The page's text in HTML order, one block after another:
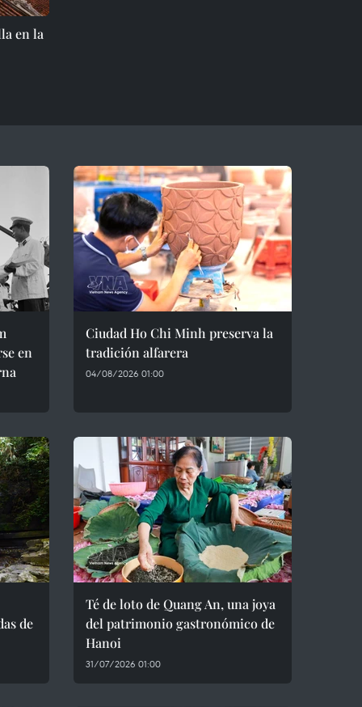
en la
en
Ciudad Ho Chi Minh preserva la
tradición alfarera
04/08/2026 01:00
de
Té de loto de Quang An, una joya
del patrimonio gastronómico de
Hanoi
31/07/2026 01:00